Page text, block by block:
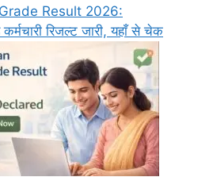
Result 2026:
रिजल्ट जारी, यहाँ से चेक